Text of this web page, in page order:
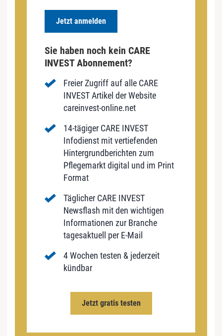
Jetzt anmelden
Sie haben noch kein CARE
INVEST Abonnement?
Freier Zugriff auf alle CARE
INVEST Artikel der Website
careinvest-online.net
14-tägiger CARE INVEST
Infodienst mit vertiefenden
Hintergrundberichten zum
Pflegemarkt digital und im Print
Format
Täglicher CARE INVEST
Newsflash mit den wichtigen
Informationen zur Branche
tagesaktuell per E-Mail
4 Wochen testen & jederzeit
kündbar
Jetzt gratis testen